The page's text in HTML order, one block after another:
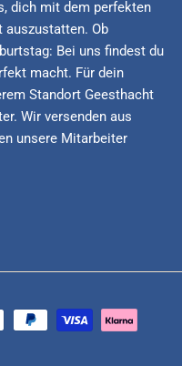
dich mit dem perfekten
auszustatten. Ob
Bei uns findest du
macht. Für dein
Standort Geesthacht
Wir versenden aus
unsere Mitarbeiter